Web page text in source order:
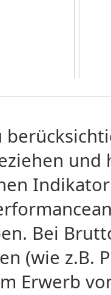
Bei
(wie z.B.
Erwerb